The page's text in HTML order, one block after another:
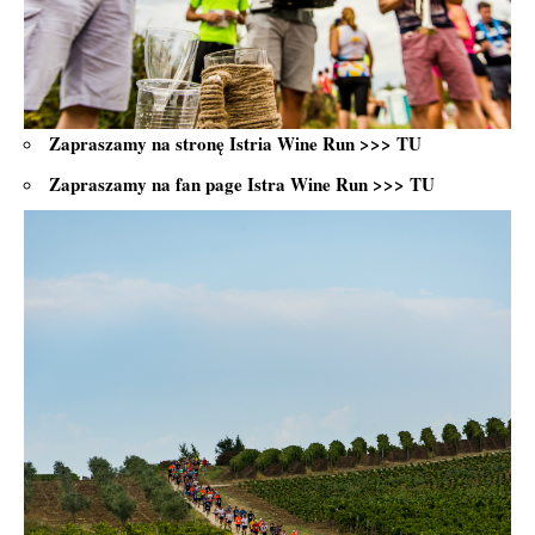
Zapraszamy na stronę Istria Wine Run >>> TU
Zapraszamy na fan page Istra Wine Run >>> TU